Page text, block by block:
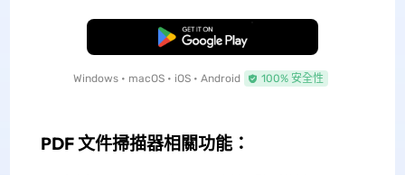
免費下載
Windows • macOS • iOS • Android 100% 安全性
PDF 文件掃描器相關功能：